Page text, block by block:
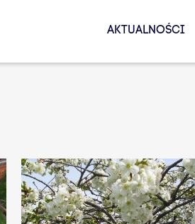
AKTUALNOŚCI